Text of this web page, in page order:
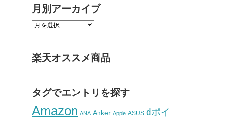
月別アーカイブ
楽天オススメ商品
タグでエントリを探す
Amazon ANA Anker Apple ASUS dポイ